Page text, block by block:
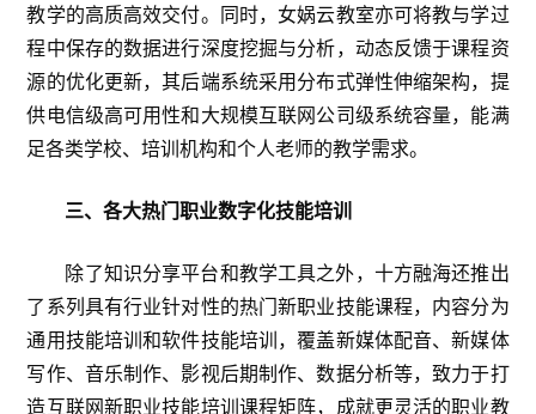
教学的高质高效交付。同时，女娲云教室亦可将教与学过
程中保存的数据进行深度挖掘与分析，动态反馈于课程资
源的优化更新，其后端系统采用分布式弹性伸缩架构，提
供电信级高可用性和大规模互联网公司级系统容量，能满
足各类学校、培训机构和个人老师的教学需求。
三、各大热门职业数字化技能培训
除了知识分享平台和教学工具之外，十方融海还推出
了系列具有行业针对性的热门新职业技能课程，内容分为
通用技能培训和软件技能培训，覆盖新媒体配音、新媒体
写作、音乐制作、影视后期制作、数据分析等，致力于打
造互联网新职业技能培训课程矩阵，成就更灵活的职业教